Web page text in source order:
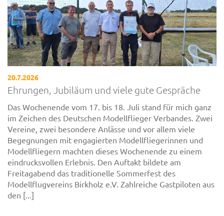
20.7.2026
Ehrungen, Jubiläum und viele gute Gespräche
Das Wochenende vom 17. bis 18. Juli stand für mich ganz
im Zeichen des Deutschen Modellflieger Verbandes. Zwei
Vereine, zwei besondere Anlässe und vor allem viele
Begegnungen mit engagierten Modellfliegerinnen und
Modellfliegern machten dieses Wochenende zu einem
eindrucksvollen Erlebnis. Den Auftakt bildete am
Freitagabend das traditionelle Sommerfest des
Modellflugvereins Birkholz e.V. Zahlreiche Gastpiloten aus
den [...]